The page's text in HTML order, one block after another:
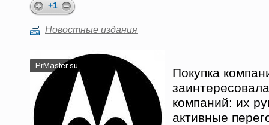
+1
Новостные издания
Покупка
компаний: их
активные